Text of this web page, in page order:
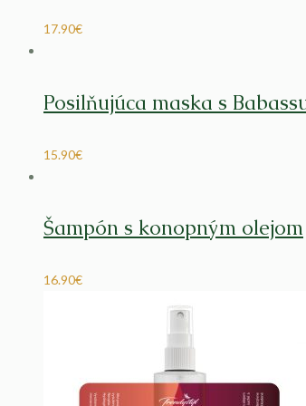
17.90€
Posilňujúca maska s
15.90€
Šampón s konopným olejom
16.90€